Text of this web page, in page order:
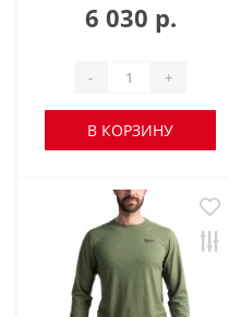
6 030 р.
- +
В КОРЗИНУ